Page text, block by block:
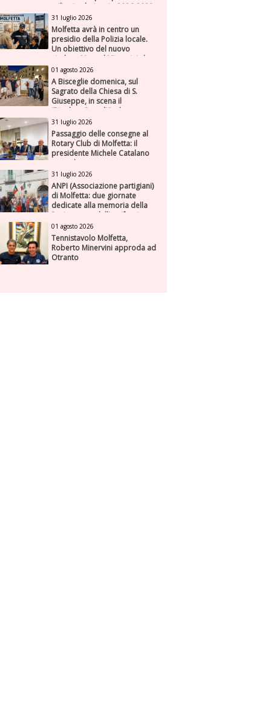
milioni nel triennio 2026-2028
31 luglio 2026
Molfetta avrà in centro un
presidio della Polizia locale.
Un obiettivo del nuovo
sindaco Manuel Minervini che
diviene realtà, con la speranza
di maggiore efficienza e
presenza sul territorio
01 agosto 2026
A Bisceglie domenica, sul
Sagrato della Chiesa di S.
Giuseppe, in scena il
“Rigoletto” con l’Orchestra
Sinfonica Federiciana
31 luglio 2026
Passaggio delle consegne al
Rotary Club di Molfetta: il
presidente Michele Catalano
succede a se stesso
31 luglio 2026
ANPI (Associazione partigiani)
di Molfetta: due giornate
dedicate alla memoria della
Resistenza e dell'antifascismo
01 agosto 2026
Tennistavolo Molfetta,
Roberto Minervini approda ad
Otranto